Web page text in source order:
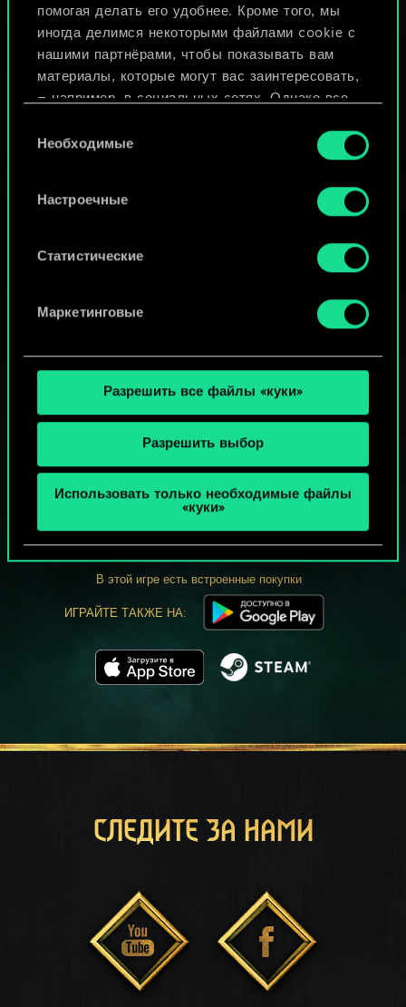
помогая делать его удобнее. Кроме того, мы
иногда делимся некоторыми файлами cookie с
нашими партнёрами, чтобы показывать вам
материалы, которые могут вас заинтересовать,
— например, в социальных сетях. Однако все
разрешения.
Найти подробную информацию о том, как мы
используем ваши файлы cookie, и изменить
«Настройки» ниже.
согласия
Необходимые
Настроечные
Статистические
Маркетинговые
Разрешить все файлы «куки»
Разрешить выбор
Использовать только необходимые файлы
«куки»
Изменить колоду
ИЛИ
МОЖЕТ ПАРТЕЕЧКУ В ГВИНТ?
ИГРАТЬ
БЕСПЛАТНО НА ПК
В этой игре есть встроенные покупки
ИГРАЙТЕ ТАКЖЕ НА:
СЛЕДИТЕ ЗА НАМИ